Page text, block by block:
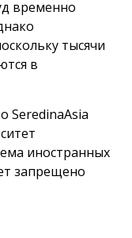
временно
тысячи
в
SeredinaAsia
иностранных
запрещено